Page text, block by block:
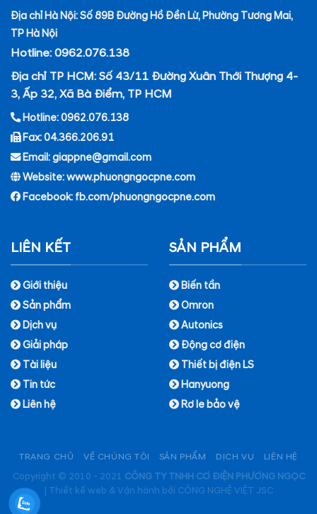
Địa chỉ Hà Nội: Số 89B Đường Hồ Đền Lừ, Phường Tương Mai,
TP Hà Nội
Hotline: 0962.076.138
Địa chỉ TP HCM: Số 43/11 Đường Xuân Thới Thượng 4-
3, Ấp 32, Xã Bà Điểm, TP HCM
Hotline: 0962.076.138
Fax: 04.366.206.91
Email: giappne@gmail.com
Website: www.phuongngocpne.com
Facebook: fb.com/phuongngocpne.com
LIÊN KẾT
Giới thiệu
Sản phẩm
Dịch vụ
Giải pháp
Tài liệu
Tin tức
Liên hệ
SẢN PHẨM
Biến tần
Omron
Autonics
Động cơ điện
Thiết bị điện LS
Hanyuong
Rơ le bảo vệ
TRANG CHỦ VỀ CHÚNG TÔI SẢN PHẨM DỊCH VỤ LIÊN HỆ
Copyright © 2010 - 2021 CÔNG TY TNHH CƠ ĐIỆN PHƯƠNG NGỌC
Thiết kế web & Vận hành bởi CÔNG NGHỆ VIỆT JSC